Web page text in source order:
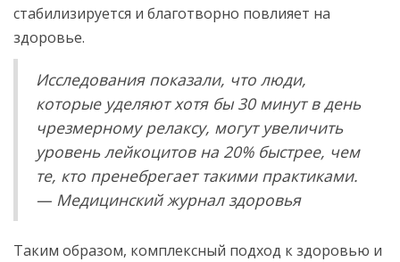
стабилизируется и благотворно повлияет на
здоровье.
Исследования показали, что люди,
которые уделяют хотя бы 30 минут в день
чрезмерному релаксу, могут увеличить
уровень лейкоцитов на 20% быстрее, чем
те, кто пренебрегает такими практиками.
— Медицинский журнал здоровья
Таким образом, комплексный подход к здоровью и